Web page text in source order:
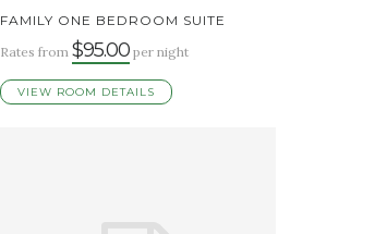
FAMILY ONE BEDROOM SUITE
Rates from$95.00 per night
VIEW ROOM DETAILS